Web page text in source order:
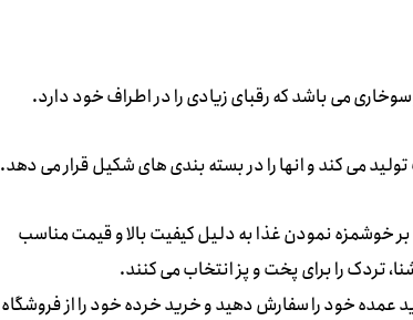
می باشد که رقبای زیادی را در اطراف خود دارد.
می کند و انها را در بسته بندی های شکیل قرار می دهد.
خوشمزه نمودن غذا به دلیل کیفیت بالا و قیمت مناسب
تردک را برای پخت و پز انتخاب می کنند.
خود را سفارش دهید و خرید خرده خود را از فروشگاه